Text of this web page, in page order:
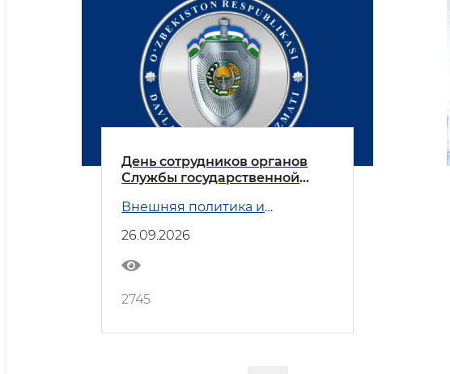
День сотрудников органов
Службы государственной
Внешняя политика и
26.09.2026
2745